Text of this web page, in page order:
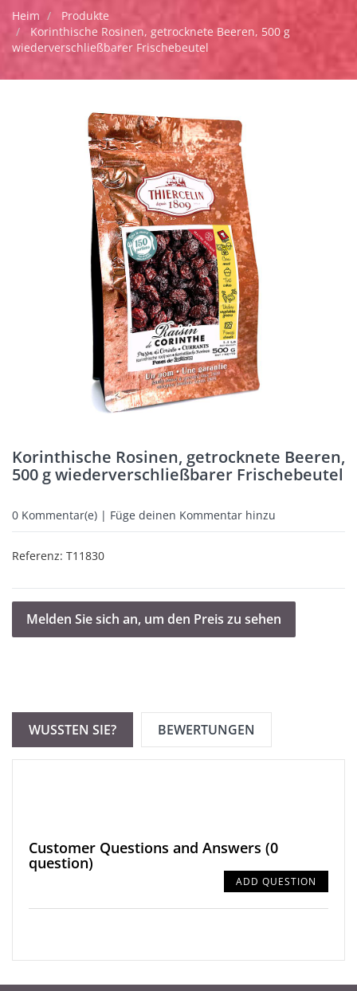
Heim
Produkte
Korinthische Rosinen, getrocknete Beeren, 500 g
wiederverschließbarer Frischebeutel
Korinthische Rosinen, getrocknete Beeren,
500 g wiederverschließbarer Frischebeutel
0 Kommentar(e) | Füge deinen Kommentar hinzu
Referenz: T11830
Melden Sie sich an, um den Preis zu sehen
WUSSTEN SIE? BEWERTUNGEN
Customer Questions and Answers (0
question)
ADD QUESTION